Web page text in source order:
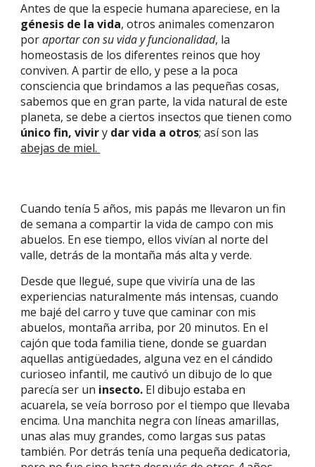
Antes de que la especie humana apareciese, en la
génesis de la vida, otros animales comenzaron
poraportar con su vida y funcionalidad, la
homeostasis de los diferentes reinos que hoy
conviven. A partir de ello, y pese a la poca
consciencia que brindamos a las pequeñas cosas,
sabemos que en gran parte, la vida natural de este
planeta, se debe a ciertos insectos que tienen como
único fin,vivir y dar vida a otros; así son las
abejas de miel.
Cuando tenía 5 años, mis papás me llevaron un fin
de semana a compartir la vida de campo con mis
abuelos. En ese tiempo, ellos vivían al norte del
valle, detrás de la montaña más alta y verde.
Desde que llegué, supe que viviría una de las
experiencias naturalmente más intensas, cuando
me bajé del carro y tuve que caminar con mis
abuelos, montaña arriba, por 20 minutos. En el
cajón que toda familia tiene, donde se guardan
aquellas antigüedades, alguna vez en el cándido
curioseo infantil, me cautivó un dibujo de lo que
parecía ser un insecto. El dibujo estaba en
acuarela, se veía borroso por el tiempo que llevaba
encima. Una manchita negra con líneas amarillas,
unas alas muy grandes, como largas sus patas
también. Por detrás tenía una pequeña dedicatoria,